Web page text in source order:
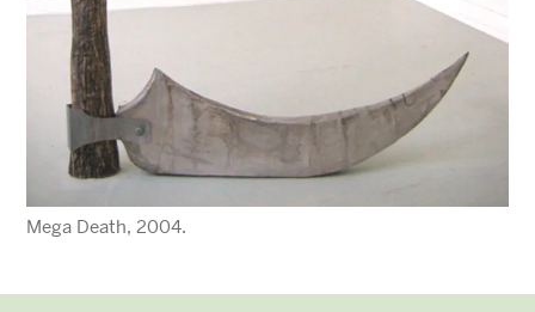
Mega Death, 2004.